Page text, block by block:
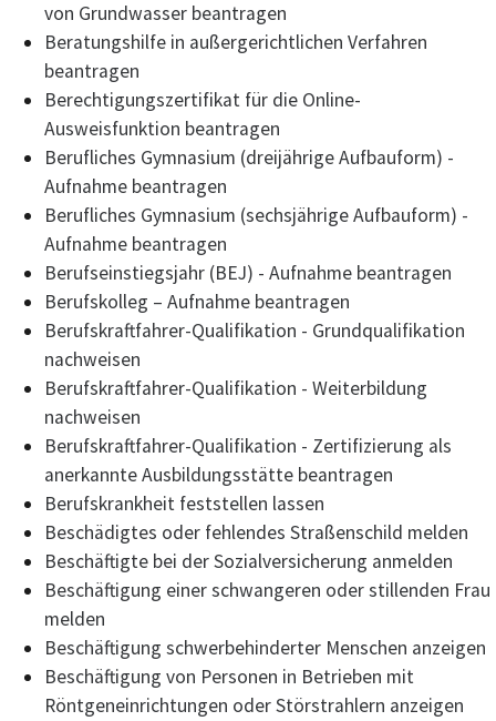
von Grundwasser beantragen
Beratungshilfe in außergerichtlichen Verfahren
beantragen
Berechtigungszertifikat für die Online-
Ausweisfunktion beantragen
Berufliches Gymnasium (dreijährige Aufbauform) -
Aufnahme beantragen
Berufliches Gymnasium (sechsjährige Aufbauform) -
Aufnahme beantragen
Berufseinstiegsjahr (BEJ) - Aufnahme beantragen
Berufskolleg – Aufnahme beantragen
Berufskraftfahrer-Qualifikation - Grundqualifikation
nachweisen
Berufskraftfahrer-Qualifikation - Weiterbildung
nachweisen
Berufskraftfahrer-Qualifikation - Zertifizierung als
anerkannte Ausbildungsstätte beantragen
Berufskrankheit feststellen lassen
Beschädigtes oder fehlendes Straßenschild melden
Beschäftigte bei der Sozialversicherung anmelden
Beschäftigung einer schwangeren oder stillenden Frau
melden
Beschäftigung schwerbehinderter Menschen anzeigen
Beschäftigung von Personen in Betrieben mit
Röntgeneinrichtungen oder Störstrahlern anzeigen